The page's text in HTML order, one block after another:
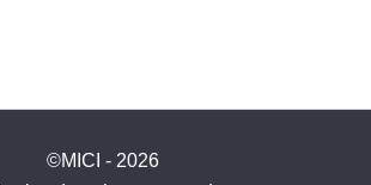
©MICI - 2026